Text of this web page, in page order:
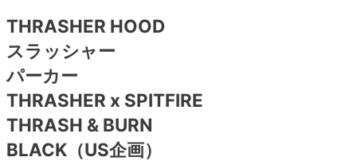
THRASHER HOOD
スラッシャー
パーカー
THRASHER x SPITFIRE
THRASH & BURN
BLACK（US企画）
8.6inch
8.7inch
8.8inch
8.9inch
8.7inch
8.8inch
8.9inch
9.0inch以上
70mm
72mm
75mm
110mm
28.5cm
29cm
29.5cm
30cm
サイズの測り方